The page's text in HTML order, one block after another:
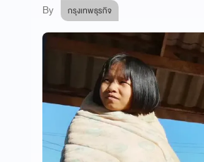
By กรุงเทพธุรกิจ